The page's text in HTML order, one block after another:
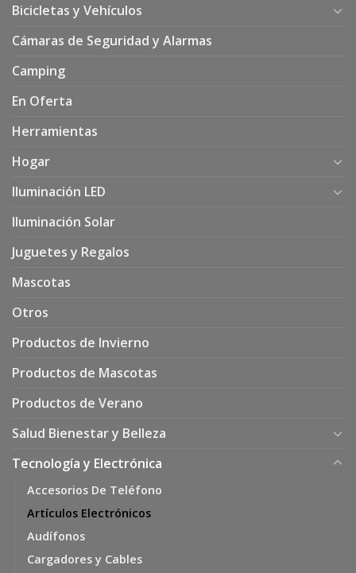
Bicicletas y Vehículos
Cámaras de Seguridad y Alarmas
Camping
En Oferta
Herramientas
Hogar
Iluminación LED
Iluminación Solar
Juguetes y Regalos
Mascotas
Otros
Productos de Invierno
Productos de Mascotas
Productos de Verano
Salud Bienestar y Belleza
Tecnología y Electrónica
Accesorios De Teléfono
Artículos Electrónicos
Audífonos
Cargadores y Cables